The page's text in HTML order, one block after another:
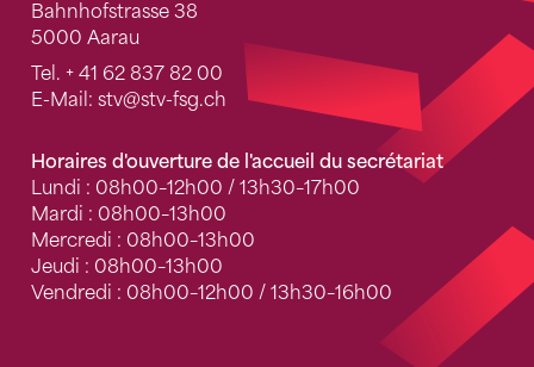
Bahnhofstrasse 38
5000 Aarau
Tel. + 41 62 837 82 00
E-Mail: stv@stv-fsg.ch
Horaires d'ouverture de l'accueil du secrétariat
Lundi : 08h00–12h00 / 13h30–17h00
Mardi : 08h00–13h00
Mercredi : 08h00–13h00
Jeudi : 08h00–13h00
Vendredi : 08h00–12h00 / 13h30–16h00